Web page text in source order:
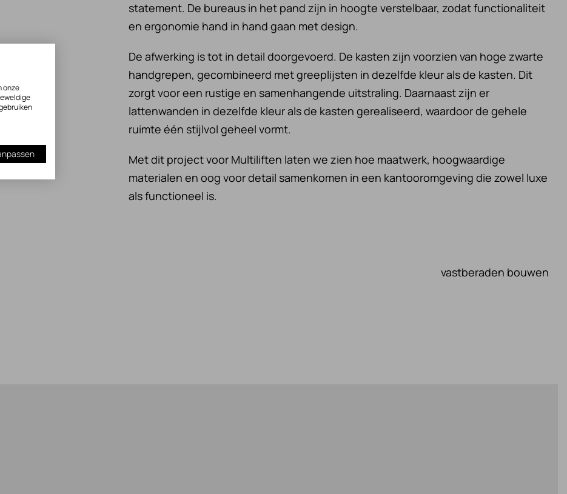
statement. De bureaus in het pand zijn in hoogte verstelbaar, zodat functionaliteit
en ergonomie hand in hand gaan met design.
De afwerking is tot in detail doorgevoerd. De kasten zijn voorzien van hoge zwarte
handgrepen, gecombineerd met greeplijsten in dezelfde kleur als de kasten. Dit
zorgt voor een rustige en samenhangende uitstraling. Daarnaast zijn er
lattenwanden in dezelfde kleur als de kasten gerealiseerd, waardoor de gehele
ruimte één stijlvol geheel vormt.
Met dit project voor Multiliften laten we zien hoe maatwerk, hoogwaardige
materialen en oog voor detail samenkomen in een kantooromgeving die zowel luxe
als functioneel is.
vastberaden bouwen
onze